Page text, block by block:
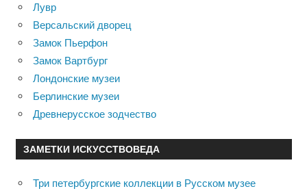
Лувр
Версальский дворец
Замок Пьерфон
Замок Вартбург
Лондонские музеи
Берлинские музеи
Древнерусское зодчество
ЗАМЕТКИ ИСКУССТВОВЕДА
Три петербургские коллекции в Русском музее